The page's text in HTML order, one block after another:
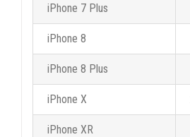
iPhone 7 Plus
iPhone 8
iPhone 8 Plus
iPhone X
iPhone XR